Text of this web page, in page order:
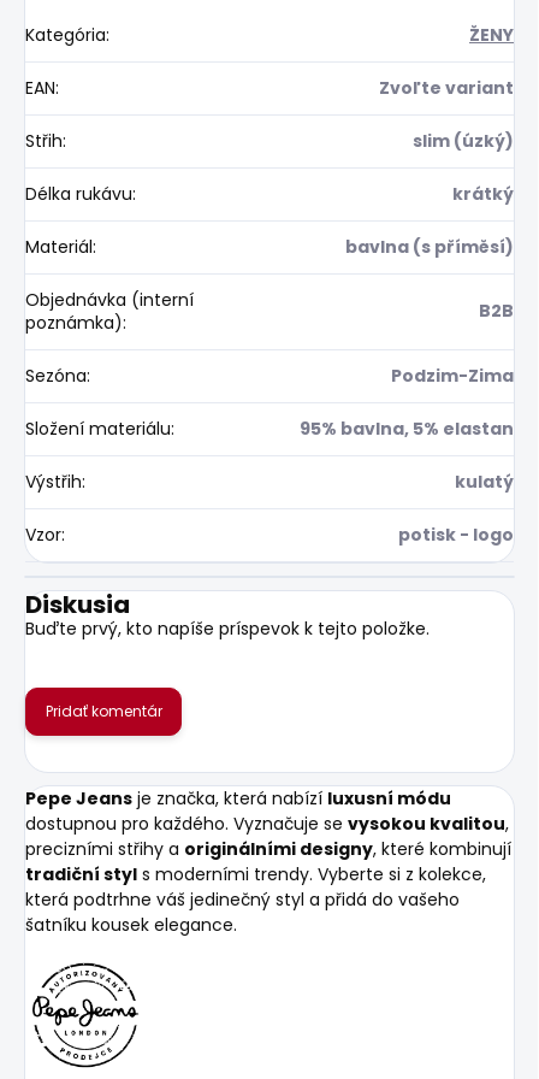
Kategória: ŽENY
EAN: Zvoľte variant
Střih: slim (úzký)
Délka rukávu: krátký
Materiál: bavlna (s příměsí)
Objednávka (interní
poznámka): B2B
Sezóna: Podzim-Zima
Složení materiálu: 95% bavlna, 5% elastan
Výstřih: kulatý
Vzor: potisk - logo
Diskusia
Buďte prvý, kto napíše príspevok k tejto položke.
Pridať komentár
Pepe Jeans je značka, která nabízí luxusní módu
dostupnou pro každého. Vyznačuje se vysokou kvalitou,
precizními střihy a originálními designy, které kombinují
tradiční styl s moderními trendy. Vyberte si z kolekce,
která podtrhne váš jedinečný styl a přidá do vašeho
šatníku kousek elegance.